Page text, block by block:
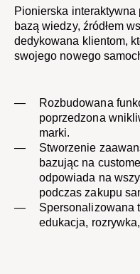
Pionierska
bazą wiedzy, źródłem
dedykowana klientom,
swojego nowego
Rozbudowana
poprzedzona
marki.​
Stworzenie
bazując na
odpowiada na
podczas zakupu
Spersonalizowana
edukacja,